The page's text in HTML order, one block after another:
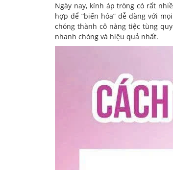
Ngày nay, kính áp tròng có rất
hợp để “biến hóa” dễ dàng với
chóng thành cô nàng tiệc tùng
nhanh chóng và hiệu quả nhất.